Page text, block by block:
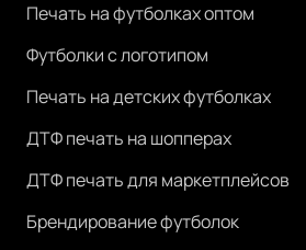
Печать на футболках оптом
Футболки с логотипом
Печать на детских футболках
ДТФ печать на шопперах
ДТФ печать для маркетплейсов
Брендирование футболок